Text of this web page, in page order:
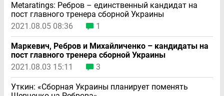
Metaratings: Ребров – единственный кандидат на
пост главного тренера сборной Украины
2021.08.05 08:36
1
Маркевич, Ребров и Михайличенко – кандидаты на
пост главного тренера сборной Украины
2021.08.03 15:11
3
Уткин: «Сборная Украины планирует поменять